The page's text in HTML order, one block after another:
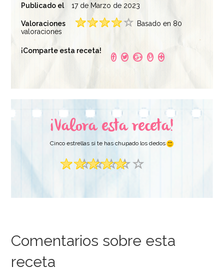
Cupcakes 12
AÑADIR
cm x 25 cm - Wilton
AÑADIR
Publicado el 17 de Marzo de 2023
Valoraciones
Basado en 80
valoraciones
¡Comparte esta receta!
¡Valora esta receta!
Cinco estrellas si te has chupado los dedos
Comentarios sobre esta
receta